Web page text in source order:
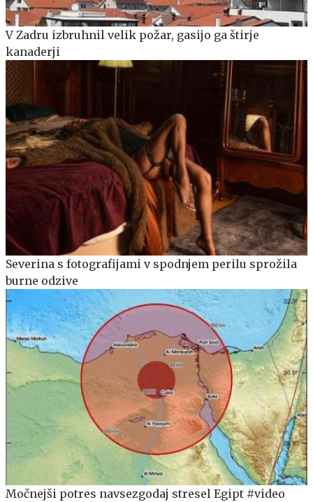
V Zadru izbruhnil velik požar, gasijo ga štirje
kanaderji
Severina s fotografijami v spodnjem perilu sprožila
burne odzive
Močnejši potres navsezgodaj stresel Egipt #video